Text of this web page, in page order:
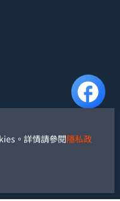
。詳情請參閱隱私政